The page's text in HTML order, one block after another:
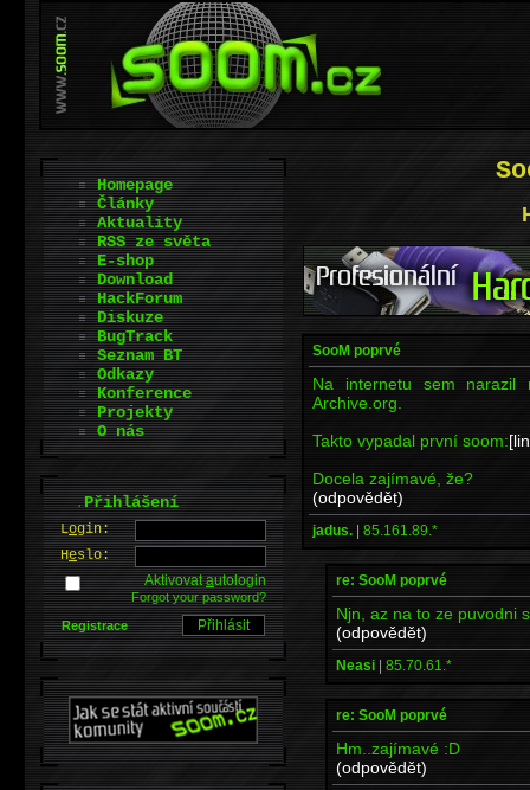
SooM poprvé
Na internetu sem narazil
Archive.org.
Takto vypadal první soom:
Docela zajímavé, že?
(odpovědět)
jadus. | 85.161.89.*
re: SooM poprvé
Njn, az na to ze puvodni
(odpovědět)
Neasi | 85.70.61.*
re: SooM poprvé
Hm..zajímavé :D
(odpovědět)
Homepage
Články
Aktuality
RSS ze světa
E-shop
Download
HackForum
Diskuze
BugTrack
Seznam BT
Odkazy
Konference
Projekty
O nás
.Přihlášení
Login:
Heslo:
Aktivovatautologin
Forgot your password?
Registrace